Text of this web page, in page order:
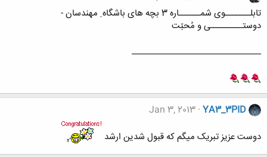
تابلـــــــوی شمــــــاره 3 بچه های باشگاه ِ مهندسان -
دوستـــــــــی و مُحبّت
_______________________________
YA3_3PID
Jan 3, 2013
دوست عزیز تبریک میگم که قبول شدین ارشد